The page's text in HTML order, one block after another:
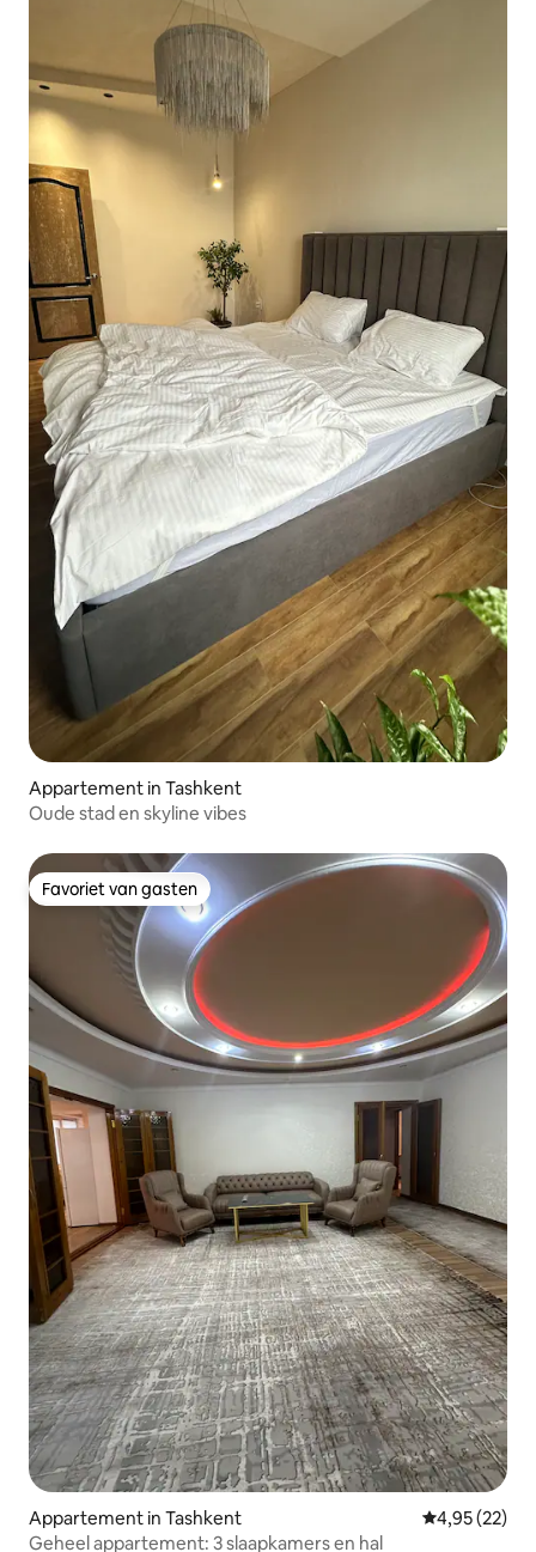
Appartement in Tashkent
Oude stad en skyline vibes
Favoriet van gasten
Favoriet van gasten
Appartement in Tashkent Gemiddelde
4,95 (22)
Geheel appartement: 3 slaapkamers en hal